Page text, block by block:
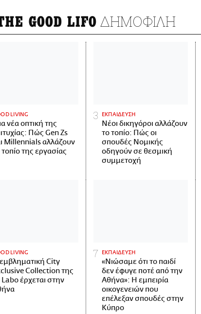
GOOD LIFO ΔΗΜΟΦΙΛΗ
LIVING
νέα οπτική της
Πώς Gen Zs
Millennials αλλάζουν
τοπίο της εργασίας
ΕΚΠΑΙΔΕΥΣΗ
Νέοι δικηγόροι αλλάζουν
το τοπίο: Πώς οι
σπουδές Νομικής
οδηγούν σε θεσμική
συμμετοχή
LIVING
City
Collection της
Labo έρχεται στην
ΕΚΠΑΙΔΕΥΣΗ
«Νιώσαμε ότι το παιδί
δεν έφυγε ποτέ από την
Αθήνα»: Η εμπειρία
οικογενειών που
επέλεξαν σπουδές στην
Κύπρο